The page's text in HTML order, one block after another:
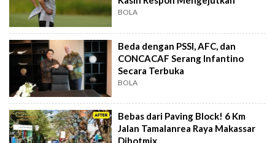
BOLA
Beda dengan PSSI, AFC, dan
CONCACAF Serang Infantino
Secara Terbuka
BOLA
Bebas dari Paving Block! 6 Km
Jalan Tamalanrea Raya Makassar